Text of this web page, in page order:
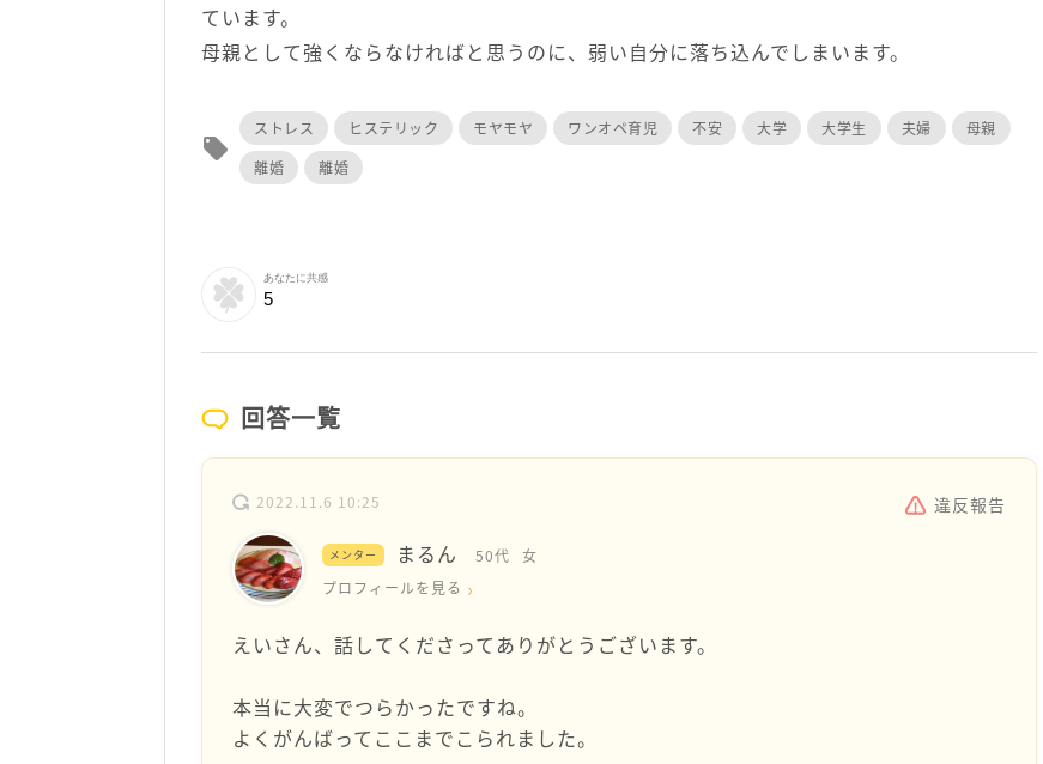
ています。
母親として強くならなければと思うのに、弱い自分に落ち込んでしまいます。
local_offer
ストレス ヒステリック モヤモヤ ワンオペ育児 不安 大学 大学生 夫婦
母親
離婚
離婚
あなたに共感
5
回答一覧
2022.11.6 10:25 違反報告
メンター まるん 50代
女
プロフィールを見る
えいさん、話してくださってありがとうございます。
本当に大変でつらかったですね。
よくがんばってここまでこられました。